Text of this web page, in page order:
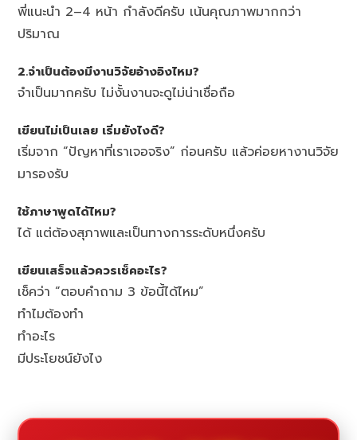
พี่แนะนำ 2–4 หน้า กำลังดีครับ เน้นคุณภาพมากกว่า
ปริมาณ
2.จำเป็นต้องมีงานวิจัยอ้างอิงไหม?
จำเป็นมากครับ ไม่งั้นงานจะดูไม่น่าเชื่อถือ
เขียนไม่เป็นเลย เริ่มยังไงดี?
เริ่มจาก “ปัญหาที่เราเจอจริง” ก่อนครับ แล้วค่อยหางานวิจัย
มารองรับ
ใช้ภาษาพูดได้ไหม?
ได้ แต่ต้องสุภาพและเป็นทางการระดับหนึ่งครับ
เขียนเสร็จแล้วควรเช็คอะไร?
เช็คว่า “ตอบคำถาม 3 ข้อนี้ได้ไหม”
ทำไมต้องทำ
ทำอะไร
มีประโยชน์ยังไง